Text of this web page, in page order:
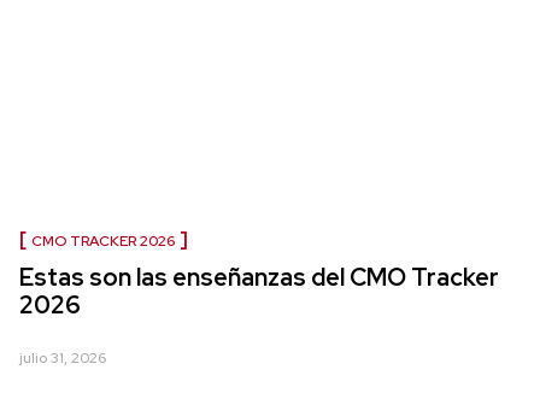
CMO TRACKER 2026
Estas son las enseñanzas del CMO Tracker
2026
julio 31, 2026